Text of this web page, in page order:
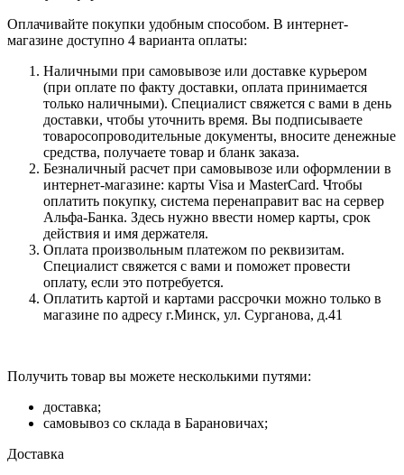
Оплачивайте покупки удобным способом. В интернет-
магазине доступно 4 варианта оплаты:
Наличными при самовывозе или доставке курьером
(при оплате по факту доставки, оплата принимается
только наличными). Специалист свяжется с вами в день
доставки, чтобы уточнить время. Вы подписываете
товаросопроводительные документы, вносите денежные
средства, получаете товар и бланк заказа.
Безналичный расчет при самовывозе или оформлении в
интернет-магазине: карты Visa и MasterCard. Чтобы
оплатить покупку, система перенаправит вас на сервер
Альфа-Банка. Здесь нужно ввести номер карты, срок
действия и имя держателя.
Оплата произвольным платежом по реквизитам.
Специалист свяжется с вами и поможет провести
оплату, если это потребуется.
Оплатить картой и картами рассрочки можно только в
магазине по адресу г.Минск, ул. Сурганова, д.41
Получить товар вы можете несколькими путями:
доставка;
самовывоз со склада в Барановичах;
Доставка